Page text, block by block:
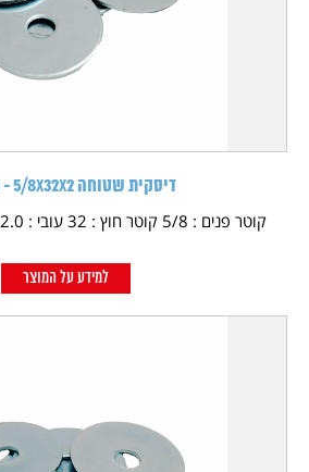
דיסקית שטוחה 5/8X32X2 - מגולוון
קוטר פנים : 5/8 קוטר חוץ : 32 עובי : 1.5-2.0 כמות בקופסא...
למידע על המוצר